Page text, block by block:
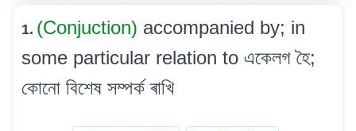
1. (Conjuction) accompanied by; in
some particular relation to একেলগ হৈ;
কোনো বিশেষ সম্পৰ্ক ৰাখি